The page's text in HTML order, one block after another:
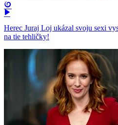
Herec Juraj Loj ukázal svoju sexi
na tie tehličky!